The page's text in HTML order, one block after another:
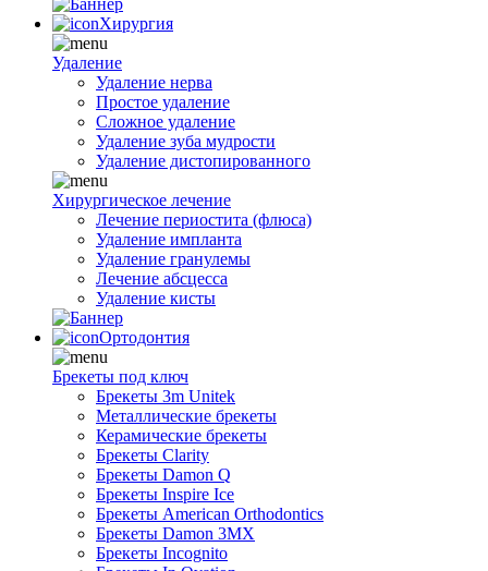
Хирургия
Удаление
Удаление нерва
Простое удаление
Сложное удаление
Удаление зуба мудрости
Удаление дистопированного
Хирургическое лечение
Лечение периостита (флюса)
Удаление импланта
Удаление гранулемы
Лечение абсцесса
Удаление кисты
Ортодонтия
Брекеты под ключ
Брекеты 3m Unitek
Металлические брекеты
Керамические брекеты
Брекеты Clarity
Брекеты Damon Q
Брекеты Inspire Ice
Брекеты American Orthodontics
Брекеты Damon 3MX
Брекеты Incognito